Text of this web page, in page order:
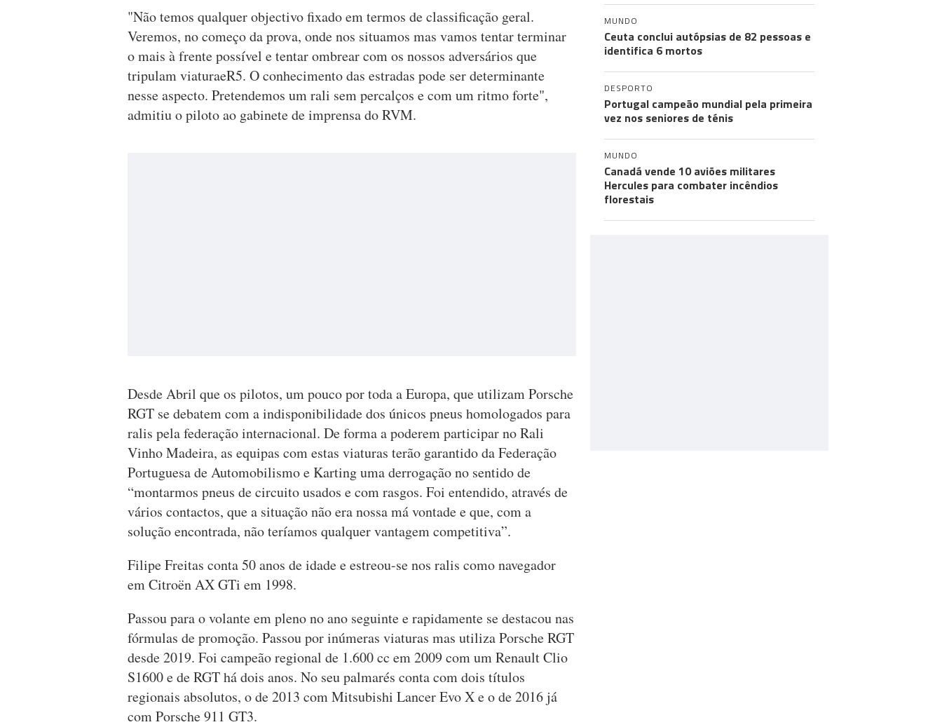
"Não temos qualquer objectivo fixado em termos de classificação geral.
Veremos, no começo da prova, onde nos situamos mas vamos tentar terminar
o mais à frente possível e tentar ombrear com os nossos adversários que
tripulam viaturaeR5. O conhecimento das estradas pode ser determinante
nesse aspecto. Pretendemos um rali sem percalços e com um ritmo forte",
admitiu o piloto ao gabinete de imprensa do RVM.
Desde Abril que os pilotos, um pouco por toda a Europa, que utilizam Porsche
RGT se debatem com a indisponibilidade dos únicos pneus homologados para
ralis pela federação internacional. De forma a poderem participar no Rali
Vinho Madeira, as equipas com estas viaturas terão garantido da Federação
Portuguesa de Automobilismo e Karting uma derrogação no sentido de
“montarmos pneus de circuito usados e com rasgos. Foi entendido, através de
vários contactos, que a situação não era nossa má vontade e que, com a
solução encontrada, não teríamos qualquer vantagem competitiva”.
Filipe Freitas conta 50 anos de idade e estreou-se nos ralis como navegador
em Citroën AX GTi em 1998.
Passou para o volante em pleno no ano seguinte e rapidamente se destacou nas
fórmulas de promoção. Passou por inúmeras viaturas mas utiliza Porsche RGT
desde 2019. Foi campeão regional de 1.600 cc em 2009 com um Renault Clio
S1600 e de RGT há dois anos. No seu palmarés conta com dois títulos
regionais absolutos, o de 2013 com Mitsubishi Lancer Evo X e o de 2016 já
com Porsche 911 GT3.
MUNDO
Ceuta conclui autópsias de 82 pessoas e
identifica 6 mortos
DESPORTO
Portugal campeão mundial pela primeira
vez nos seniores de ténis
MUNDO
Canadá vende 10 aviões militares
Hercules para combater incêndios
florestais